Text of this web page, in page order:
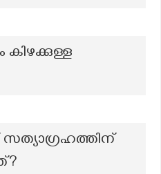
കിഴക്കുള്ള
സത്യാഗ്രഹത്തിന്